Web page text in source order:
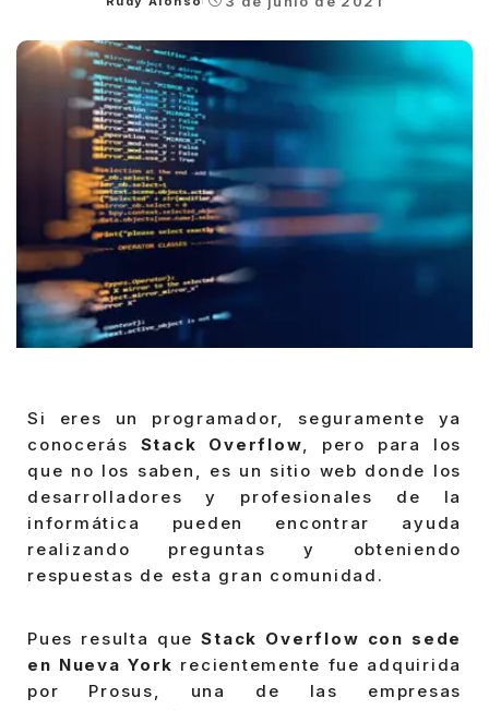
Posted
Si eres un programador, seguramente ya
conocerás Stack Overflow, pero para los
que no los saben, es un sitio web donde los
desarrolladores y profesionales de la
informática pueden encontrar ayuda
realizando preguntas y obteniendo
respuestas de esta gran comunidad.
Pues resulta queStack Overflow con sede
en Nueva York recientemente fue adquirida
por Prosus, una de las empresas